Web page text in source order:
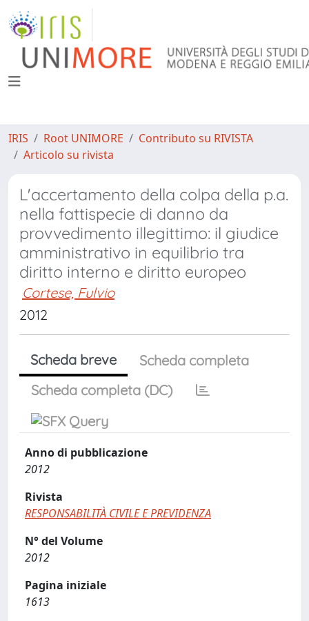
IRIS Root UNIMORE
Contributo su RIVISTA
Articolo su rivista
L'accertamento della colpa della p.a.
nella fattispecie di danno da
provvedimento illegittimo: il giudice
amministrativo in equilibrio tra
diritto interno e diritto europeo
Cortese, Fulvio
2012
Scheda breve
Scheda completa
Scheda completa (DC)
Anno di pubblicazione
2012
Rivista
RESPONSABILITÀ CIVILE E PREVIDENZA
N° del Volume
2012
Pagina iniziale
1613